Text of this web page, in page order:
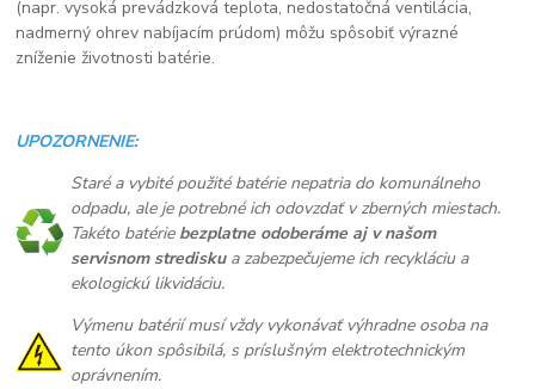
(napr. vysoká prevádzková teplota, nedostatočná ventilácia,
nadmerný ohrev nabíjacím prúdom) môžu spôsobiť výrazné
zníženie životnosti batérie.
UPOZORNENIE:
Staré a vybité použité batérie nepatria do komunálneho
odpadu, ale je potrebné ich odovzdať v zberných miestach.
Takéto batérie bezplatne odoberáme aj v našom
servisnom strediskua zabezpečujeme ich recykláciu a
ekologickú likvidáciu.
Výmenu batérií musí vždy vykonávať výhradne osoba na
tento úkon spôsibilá, s príslušným elektrotechnickým
oprávnením.